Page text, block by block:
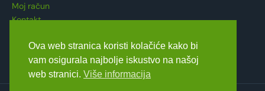
Moj račun
Kontakt
Blagajna
Ova web stranica koristi kolačiće kako bi
vam osigurala najbolje iskustvo na našoj
web stranici. Više informacija